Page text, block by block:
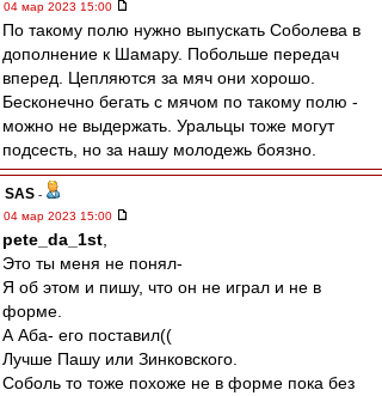
04 мар 2023 15:00
По такому полю нужно выпускать Соболева в
дополнение к Шамару. Побольше передач
вперед. Цепляются за мяч они хорошо.
Бесконечно бегать с мячом по такому полю -
можно не выдержать. Уральцы тоже могут
подсесть, но за нашу молодежь боязно.
SAS -
04 мар 2023 15:00
pete_da_1st
Это ты меня не понял-
Я об этом и пишу, что он не играл и не в
форме.
А Аба- его поставил((
Лучше Пашу или Зинковского.
Соболь то тоже похоже не в форме пока без